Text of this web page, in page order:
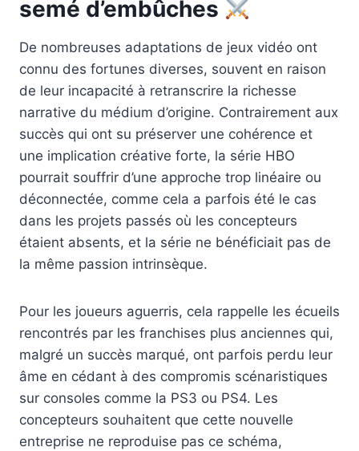
semé d’embûches
De nombreuses adaptations de jeux vidéo ont
connu des fortunes diverses, souvent en raison
de leur incapacité à retranscrire la richesse
narrative du médium d’origine. Contrairement aux
succès qui ont su préserver une cohérence et
une implication créative forte, la série HBO
pourrait souffrir d’une approche trop linéaire ou
déconnectée, comme cela a parfois été le cas
dans les projets passés où les concepteurs
étaient absents, et la série ne bénéficiait pas de
la même passion intrinsèque.
Pour les joueurs aguerris, cela rappelle les écueils
rencontrés par les franchises plus anciennes qui,
malgré un succès marqué, ont parfois perdu leur
âme en cédant à des compromis scénaristiques
sur consoles comme la PS3 ou PS4. Les
concepteurs souhaitent que cette nouvelle
entreprise ne reproduise pas ce schéma,